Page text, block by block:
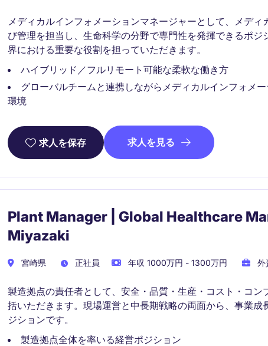
メディカルインフォメーションマネージャーとして、メディ
び管理を担当し、生命科学の分野で専門性を発揮できるポ
界における重要な役割を担っていただきます。
ハイブリッド／フルリモート可能な柔軟な働き方
グローバルチームと連携しながらメディカルインフォメ
環境
求人を保存 求人を見る
Plant Manager | Global Healthcare
Miyazaki
宮崎県 正社員 年収 1000万円 - 1300万円 外
製造拠点の責任者として、安全・品質・生産・コスト・コ
括いただきます。現場運営と中長期戦略の両面から、事業成
ジションです。
製造拠点全体を率いる経営ポジション